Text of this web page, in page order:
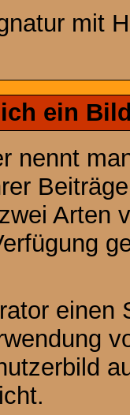
mit
ein
nennt
Arten
einen